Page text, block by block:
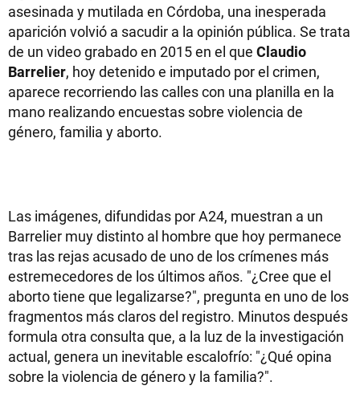
asesinada y mutilada en Córdoba, una inesperada
aparición volvió a sacudir a la opinión pública. Se trata
de un video grabado en 2015 en el que Claudio
Barrelier, hoy detenido e imputado por el crimen,
aparece recorriendo las calles con una planilla en la
mano realizando encuestas sobre violencia de
género, familia y aborto.
Las imágenes, difundidas por A24, muestran a un
Barrelier muy distinto al hombre que hoy permanece
tras las rejas acusado de uno de los crímenes más
estremecedores de los últimos años. "¿Cree que el
aborto tiene que legalizarse?", pregunta en uno de los
fragmentos más claros del registro. Minutos después
formula otra consulta que, a la luz de la investigación
actual, genera un inevitable escalofrío: "¿Qué opina
sobre la violencia de género y la familia?".